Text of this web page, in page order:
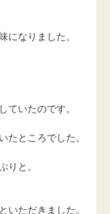
になりました。
ていたのです。
たところでした。
りと。
いただきました。